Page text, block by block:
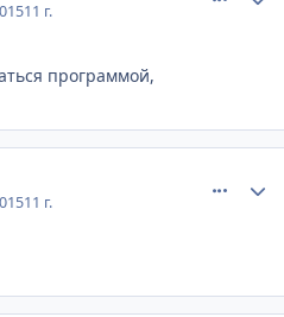
11 г.
программой,
11 г.